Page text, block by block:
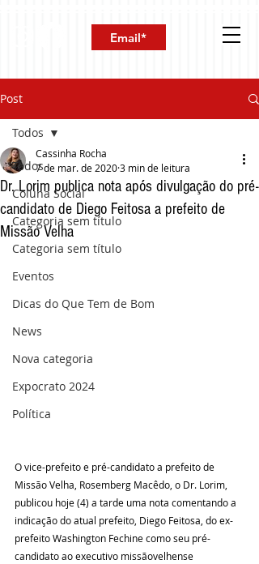
Post
Todos
Coluna Social
Categoria sem título
Categoria sem título
Eventos
Dicas do Que Tem de Bom
News
Nova categoria
Expocrato 2024
Política
Todos
Dr. Lorim publica nota após divulgação do pré-
candidato de Diego Feitosa a prefeito de
Missão Velha
Cassinha Rocha
7 de mar. de 20203 min de leitura
O vice-prefeito e pré-candidato a prefeito de
Missão Velha, Rosemberg Macêdo, o Dr. Lorim,
publicou hoje (4) a tarde uma nota comentando a
indicação do atual prefeito, Diego Feitosa, do ex-
prefeito Washington Fechine como seu pré-
candidato ao executivo missãovelhense